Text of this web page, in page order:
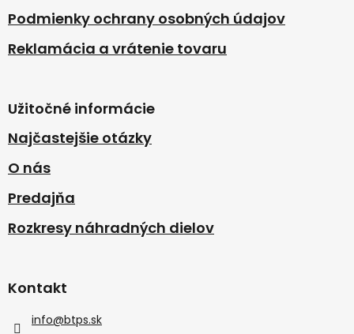
Podmienky ochrany osobných údajov
Reklamácia a vrátenie tovaru
Užitočné informácie
Najčastejšie otázky
O nás
Predajňa
Rozkresy náhradných dielov
Kontakt
info@btps.sk